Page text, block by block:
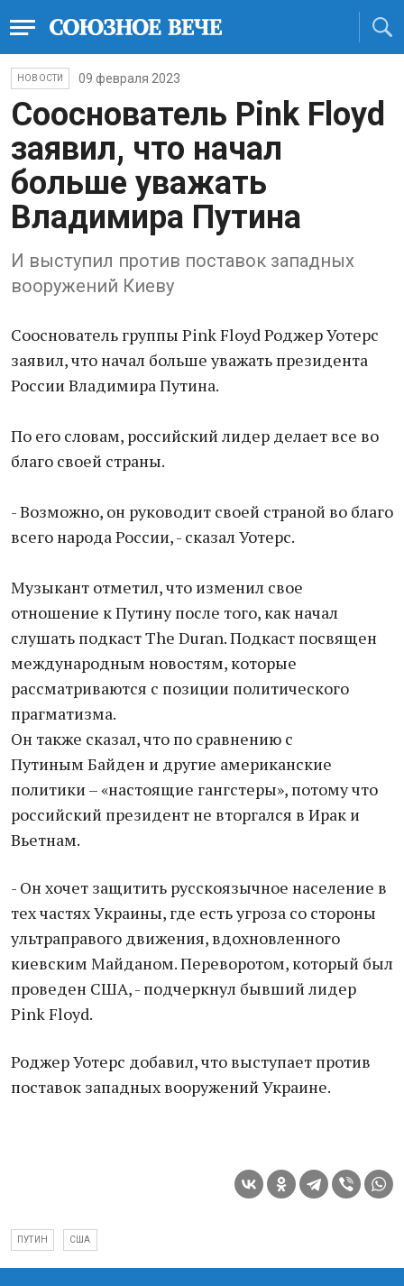
НОВОСТИ 09 февраля 2023
Сооснователь Pink Floyd
заявил, что начал
больше уважать
Владимира Путина
И выступил против поставок западных
вооружений Киеву
Сооснователь группы Pink Floyd Роджер Уотерс
заявил, что начал больше уважать президента
России Владимира Путина.
По его словам, российский лидер делает все во
благо своей страны.
- Возможно, он руководит своей страной во благо
всего народа России, - сказал Уотерс.
Музыкант отметил, что изменил свое
отношение к Путину после того, как начал
слушать подкаст The Duran. Подкаст посвящен
международным новостям, которые
рассматриваются с позиции политического
прагматизма.
Он также сказал, что по сравнению с
Путиным Байден и другие американские
политики – «настоящие гангстеры», потому что
российский президент не вторгался в Ирак и
Вьетнам.
- Он хочет защитить русскоязычное население в
тех частях Украины, где есть угроза со стороны
ультраправого движения, вдохновленного
киевским Майданом. Переворотом, который был
проведен США, - подчеркнул бывший лидер
Pink Floyd.
Роджер Уотерс добавил, что выступает против
поставок западных вооружений Украине.
ПУТИН США